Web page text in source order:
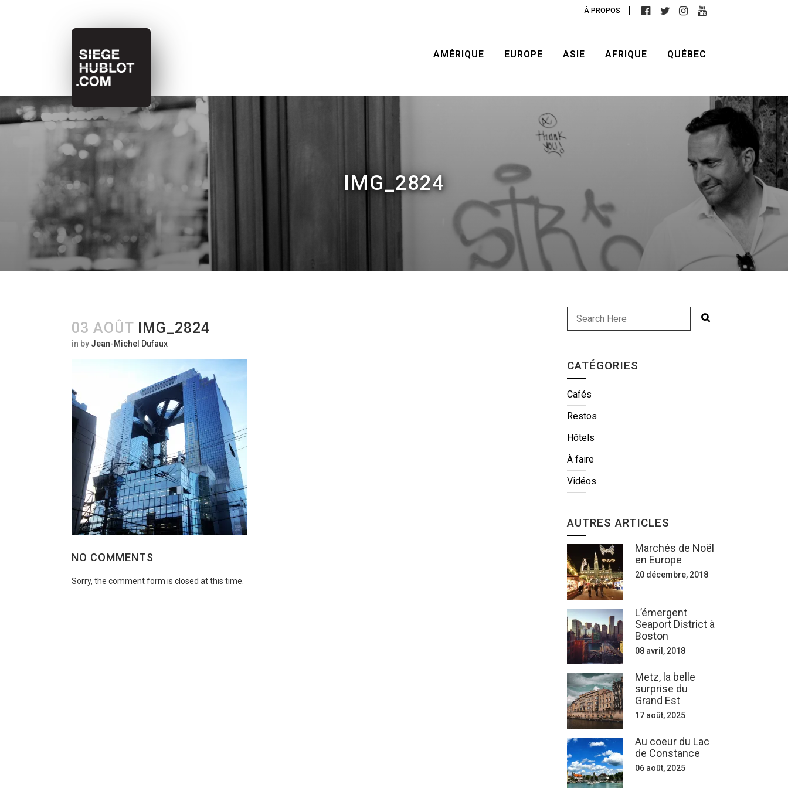
À PROPOS
AMÉRIQUE EUROPE ASIE AFRIQUE QUÉBEC
IMG_2824
03 AOÛT IMG_2824
in by Jean-Michel Dufaux
NO COMMENTS
Sorry, the comment form is closed at this time.
CATÉGORIES
Cafés
Restos
Hôtels
À faire
Vidéos
AUTRES ARTICLES
Marchés de Noël
en Europe
20 décembre, 2018
L’émergent
Seaport District à
Boston
08 avril, 2018
Metz, la belle
surprise du
Grand Est
17 août, 2025
Au coeur du Lac
de Constance
06 août, 2025